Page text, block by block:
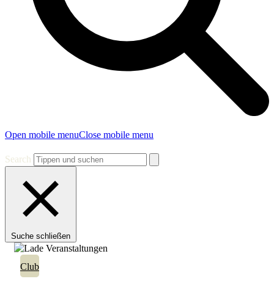
Open mobile menuClose mobile menu
Search
Suche schließen
Club